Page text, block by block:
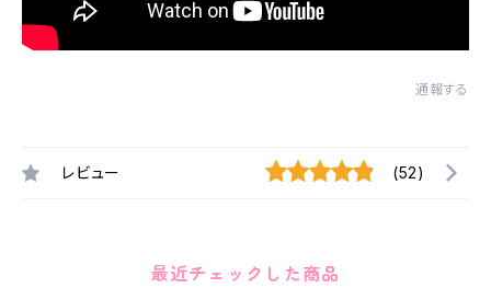
通報する
レビュー (52)
最近チェックした商品